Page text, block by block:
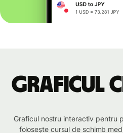
Graficul
Graficul nostru interactiv pentru
folosește cursul de schimb